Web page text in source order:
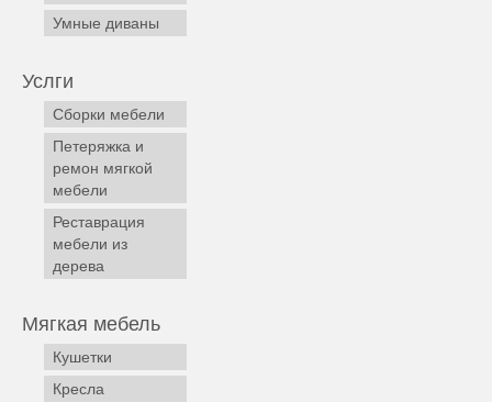
Умные диваны
Услги
Сборки мебели
Петеряжка и
ремон мягкой
мебели
Реставрация
мебели из
дерева
Мягкая мебель
Кушетки
Кресла